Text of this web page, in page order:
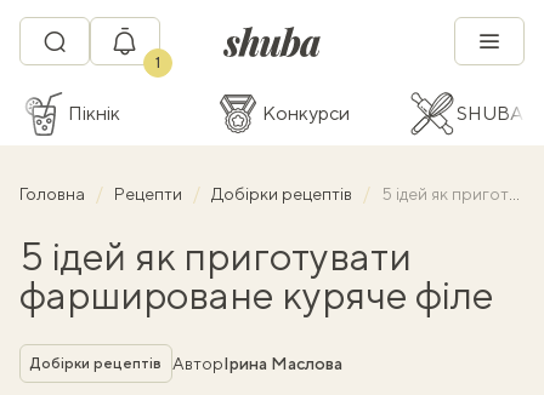
1
Пікнік Конкурси SHUBA
Головна Рецепти Добірки рецептів 5 ідей як приготувати фаршироване куряче філе
5 ідей як приготувати
фаршироване куряче філе
Рубрика
Добірки рецептів АвторІрина Маслова